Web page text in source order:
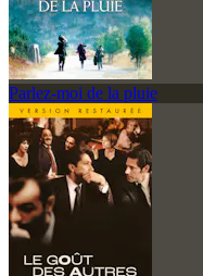
Parlez-moi de la pluie